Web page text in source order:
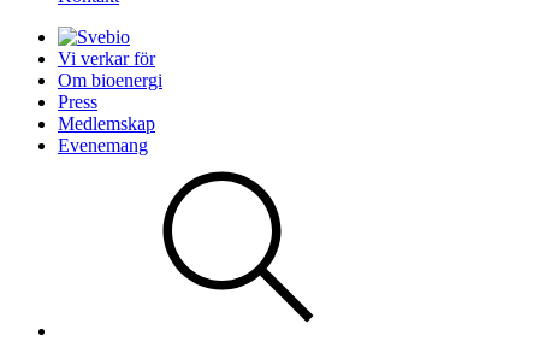
Vi verkar för
Om bioenergi
Press
Medlemskap
Evenemang